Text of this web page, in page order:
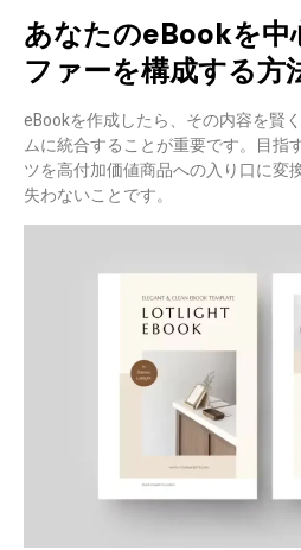
あなたのeBookを中
ファーを構成する方
eBookを作成したら、その内容を賢く
ムに統合することが重要です。目指
ツを高付加価値商品への入り口に変
失わないことです。